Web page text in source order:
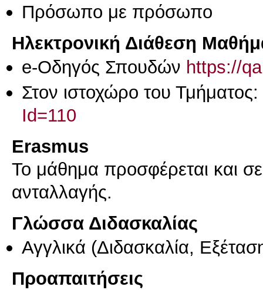
Πρόσωπο με πρόσωπο
Ηλεκτρονική Διάθεση
e-Οδηγός Σπουδών https://
Στον ιστοχώρο του Τμήματος:
Id=110
Erasmus
Το μάθημα προσφέρεται και
ανταλλαγής.
Γλώσσα Διδασκαλίας
Αγγλικά (Διδασκαλία,
Προαπαιτήσεις